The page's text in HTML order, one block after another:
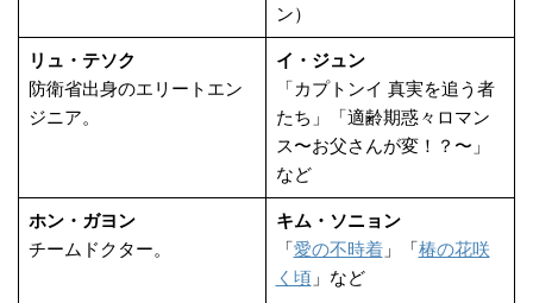
ン）
リュ・テソク
防衛省出身のエリートエン
ジニア。
イ・ジュン
「カプトンイ 真実を追う者
たち」「適齢期惑々ロマン
ス〜お父さんが変！？〜」
など
ホン・ガヨン
チームドクター。
キム・ソニョン
「愛の不時着」「椿の花咲
く頃」など